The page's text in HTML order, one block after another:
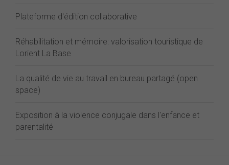
Plateforme d'édition collaborative
Réhabilitation et mémoire: valorisation touristique de
Lorient La Base
La qualité de vie au travail en bureau partagé (open
space)
Exposition à la violence conjugale dans l'enfance et
parentalité